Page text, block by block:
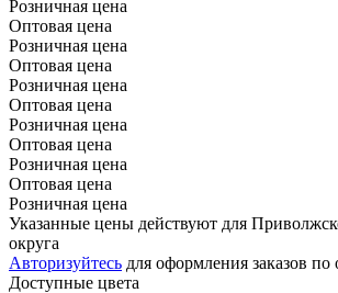
Розничная цена
Оптовая цена
Розничная цена
Оптовая цена
Розничная цена
Оптовая цена
Розничная цена
Оптовая цена
Розничная цена
Оптовая цена
Розничная цена
Указанные цены действуют для
округа
Авторизуйтесь для оформления заказов
Доступные цвета